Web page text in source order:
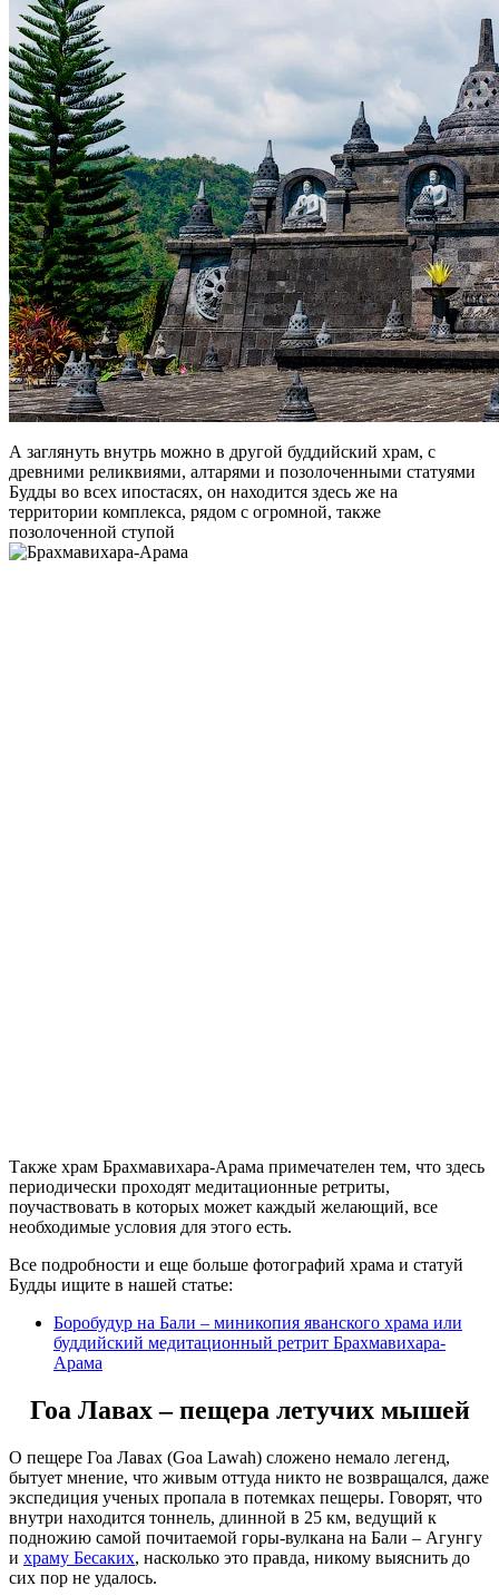
А заглянуть внутрь можно в другой буддийский храм, с
древними реликвиями, алтарями и позолоченными статуями
Будды во всех ипостасях, он находится здесь же на
территории комплекса, рядом с огромной, также
позолоченной ступой
Также храм Брахмавихара-Арама примечателен тем, что здесь
периодически проходят медитационные ретриты,
поучаствовать в которых может каждый желающий, все
необходимые условия для этого есть.
Все подробности и еще больше фотографий храма и статуй
Будды ищите в нашей статье:
Боробудур на Бали – миникопия яванского храма или
буддийский медитационный ретрит Брахмавихара-
Арама
Гоа Лавах – пещера летучих мышей
О пещере Гоа Лавах (Goa Lawah) сложено немало легенд,
бытует мнение, что живым оттуда никто не возвращался, даже
экспедиция ученых пропала в потемках пещеры. Говорят, что
внутри находится тоннель, длинной в 25 км, ведущий к
подножию самой почитаемой горы-вулкана на Бали – Агунгу
и храму Бесаких, насколько это правда, никому выяснить до
сих пор не удалось.